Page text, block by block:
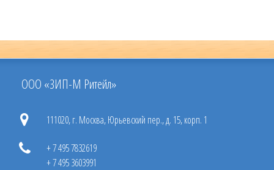
ООО «ЗИП-М Ритейл»
111020, г. Москва, Юрьевский пер., д. 15, корп. 1
+ 7 495 7832619
+ 7 495 3603991